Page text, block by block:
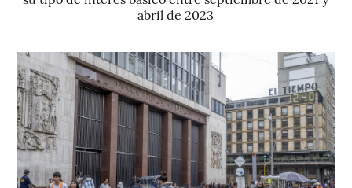
abril de 2023